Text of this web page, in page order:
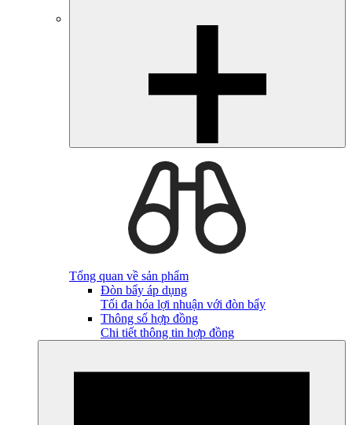
Tổng quan về sản phẩm
Đòn bẩy áp dụng
Tối đa hóa lợi nhuận với đòn bẩy
Thông số hợp đồng
Chi tiết thông tin hợp đồng